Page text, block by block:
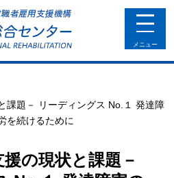
toggle
メニュー
課題－ リーディングス No.１ 発達障
を続けるために
援の現状と課題－